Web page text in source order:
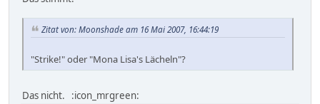
Zitat von: Moonshade am 16 Mai 2007, 16:44:19
"Strike!" oder "Mona Lisa's Lächeln"?
Das nicht. :icon_mrgreen: